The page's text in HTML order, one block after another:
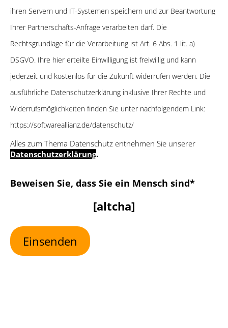
ihren Servern und IT-Systemen speichern und zur Beantwortung
Ihrer Partnerschafts-Anfrage verarbeiten darf. Die
Rechtsgrundlage für die Verarbeitung ist Art. 6 Abs. 1 lit. a)
DSGVO. Ihre hier erteilte Einwilligung ist freiwillig und kann
jederzeit und kostenlos für die Zukunft widerrufen werden. Die
ausführliche Datenschutzerklärung inklusive Ihrer Rechte und
Widerrufsmöglichkeiten finden Sie unter nachfolgendem Link:
https://softwareallianz.de/datenschutz/
Alles zum Thema Datenschutz entnehmen Sie unserer
Datenschutzerklärung.
Bitte lasse dieses Feld
Beweisen Sie, dass Sie ein Mensch sind*
[altcha]